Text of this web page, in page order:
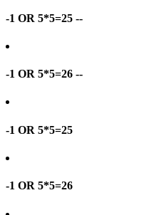
-1 OR 5*5=25 --
-1 OR 5*5=26 --
-1 OR 5*5=25
-1 OR 5*5=26